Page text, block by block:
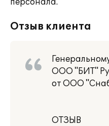
персонала.
Отзыв клиента
ООО "БИТ"
от ООО
ОТЗЫВ